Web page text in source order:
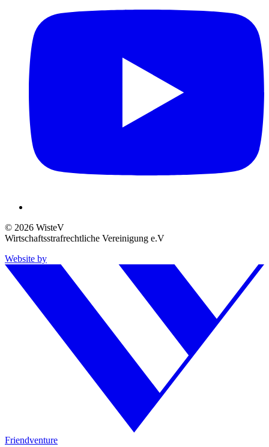
© 2026 WisteV
Wirtschaftsstrafrechtliche Vereinigung e.V
Website by
Friendventure